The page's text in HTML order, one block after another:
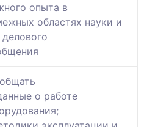
опыта в
областях науки и
о работе